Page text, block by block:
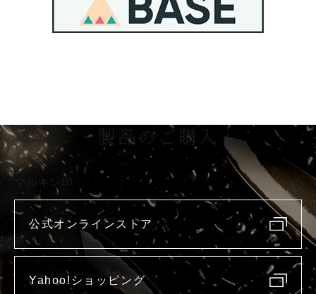
製品のご購入
マルキン印
公式オンラインストア
Yahoo!ショッピング